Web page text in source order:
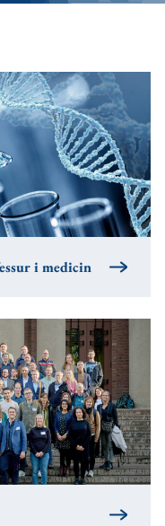
i medicin